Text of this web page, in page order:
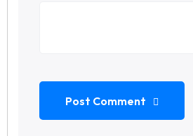
Post Comment